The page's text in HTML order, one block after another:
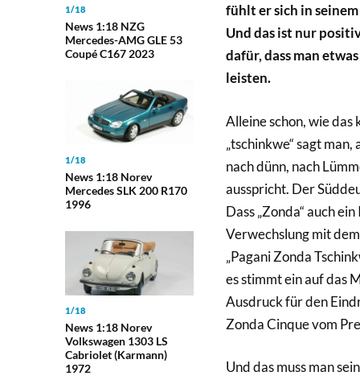
1/18
News 1:18 NZG
Mercedes-AMG GLE 53
Coupé C167 2023
1/18
News 1:18 Norev
Mercedes SLK 200 R170
1996
1/18
News 1:18 Norev
Volkswagen 1303 LS
Cabriolet (Karmann)
1972
fühlt er sich in
Und das ist nur
dafür, dass man
leisten.
Alleine schon, wie das
„tschinkwe“ sagt man,
nach dünn, nach
ausspricht. Der
Dass „Zonda“ auch
Verwechslung mit
„Pagani Zonda
es stimmt ein auf das
Ausdruck für den
Zonda Cinque vom
Und das muss man